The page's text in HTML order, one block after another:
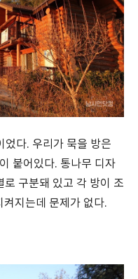
었다. 우리가 묵을 방은
붙어있다. 통나무 디자
로 구분돼 있고 각 방이 조
지는데 문제가 없다.